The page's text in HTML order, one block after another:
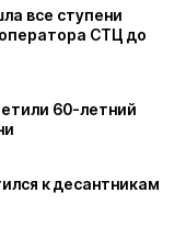
все ступени
СТЦ до
60-летний
к десантникам